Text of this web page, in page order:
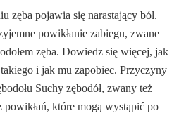
zęba pojawia się narastający ból.
powikłanie zabiegu, zwane
zęba. Dowiedz się więcej, jak
i jak mu zapobiec. Przyczyny
Suchy zębodół, zwany też
powikłań, które mogą wystąpić po